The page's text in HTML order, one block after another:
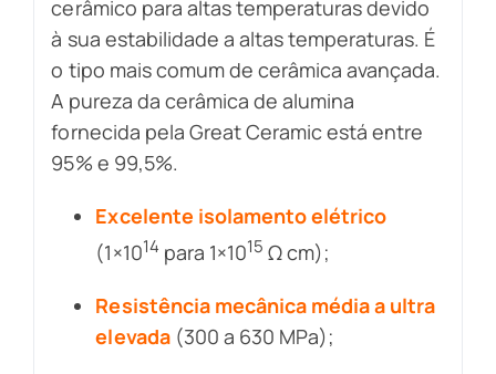
cerâmico para altas temperaturas devido
à sua estabilidade a altas temperaturas. É
o tipo mais comum de cerâmica avançada.
A pureza da cerâmica de alumina
fornecida pela Great Ceramic está entre
95% e 99,5%.
Excelente isolamento elétrico
(1×1014 para 1×1015 Ω cm);
Resistência mecânica média a ultra
elevada(300 a 630 MPa);